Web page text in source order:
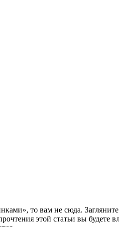
то вам не сюда.
этой статьи вы будете